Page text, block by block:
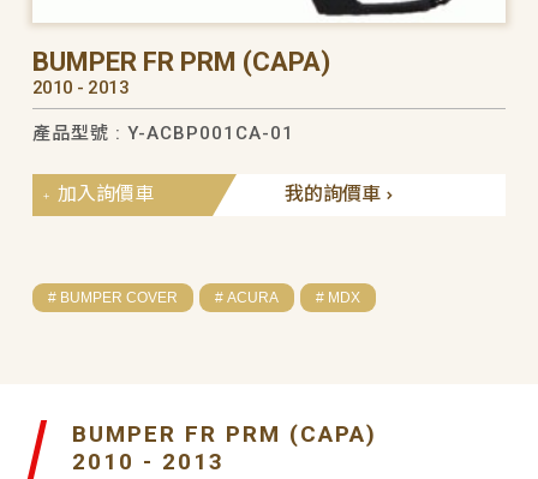
BUMPER FR PRM (CAPA)
2010 - 2013
產品型號 : Y-ACBP001CA-01
我的詢價車
加入詢價車
# BUMPER COVER # ACURA # MDX
BUMPER FR PRM (CAPA)
2010 - 2013